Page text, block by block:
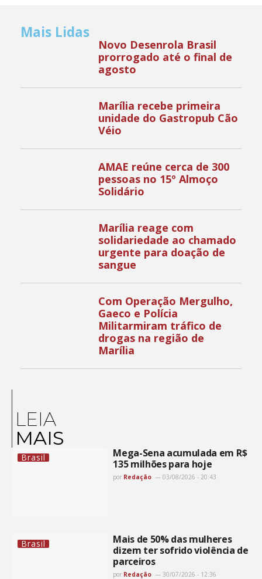
Mais Lidas
Novo Desenrola Brasil
prorrogado até o final de
agosto
Marília recebe primeira
unidade do Gastropub Cão
Véio
AMAE reúne cerca de 300
pessoas no 15º Almoço
Solidário
Marília reage com
solidariedade ao chamado
urgente para doação de
sangue
Com Operação Mergulho,
Gaeco e Polícia
Militarmiram tráfico de
drogas na região de
Marília
LEIA
MAIS
Brasil
Mega-Sena acumulada em R$
135 milhões para hoje
por Redação 03/08/2026 - 20:43
Brasil
Mais de 50% das mulheres
dizem ter sofrido violência de
parceiros
por Redação 30/07/2026 - 12:36